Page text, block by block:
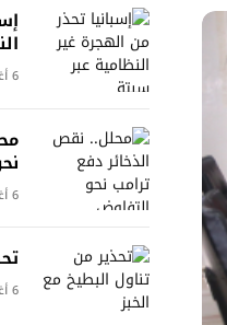
6 أغسطس، 2026 | 19:17
6 أغسطس، 2026 | 18:24
6 أغسطس، 2026 | 17:02